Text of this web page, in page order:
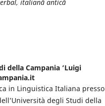
italiană antică
della Campania ‘Luigi
in Linguistica Italiana presso
degli Studi della